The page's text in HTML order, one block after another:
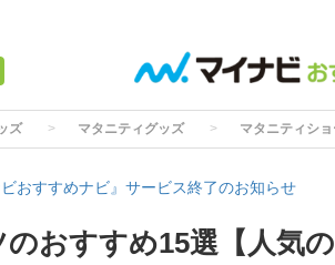
ズ マタニティグッズ マタニティシ
ビおすすめナビ』サービス終了のお知らせ
おすすめ15選【人気